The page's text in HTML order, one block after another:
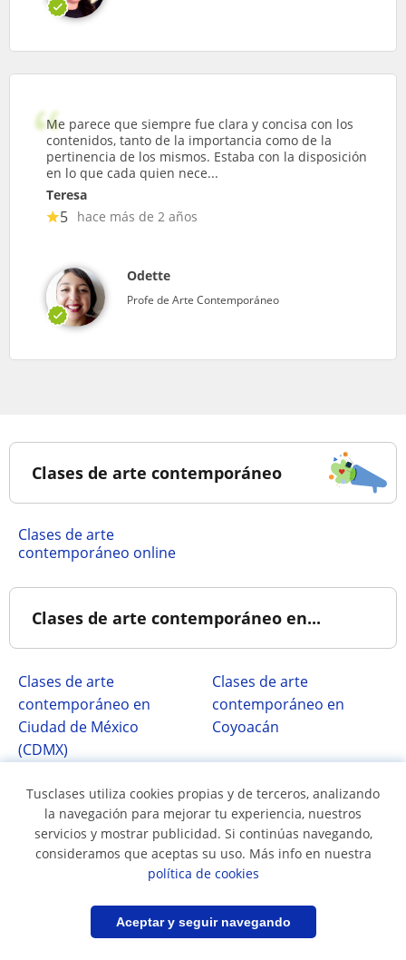
Guardar búsqueda
Me parece que siempre fue clara y concisa con los
contenidos, tanto de la importancia como de la
pertinencia de los mismos. Estaba con la disposición
en lo que cada quien nece...
Teresa
5 hace más de 2 años
Odette
Profe de Arte Contemporáneo
Clases de arte contemporáneo
Clases de arte
contemporáneo online
Clases de arte contemporáneo en...
Clases de arte
contemporáneo en
Ciudad de México
(CDMX)
Clases de arte
contemporáneo en
Coyoacán
contemporáneo en
Santiago de Querétaro
contemporáneo en
Venustiano Carranza
Tusclases utiliza cookies propias y de terceros, analizando
la navegación para mejorar tu experiencia, nuestros
servicios y mostrar publicidad. Si continúas navegando,
consideramos que aceptas su uso. Más info en nuestra
política de cookies
Aceptar y seguir navegando